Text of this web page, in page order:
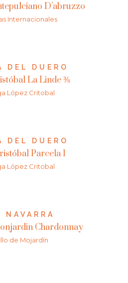
D’abruzzo
Internacionales
DEL DUERO
La Linde ⅜
López Critobal
DEL DUERO
Parcela 1
López Critobal
NAVARRA
Chardonnay
de Mojardín